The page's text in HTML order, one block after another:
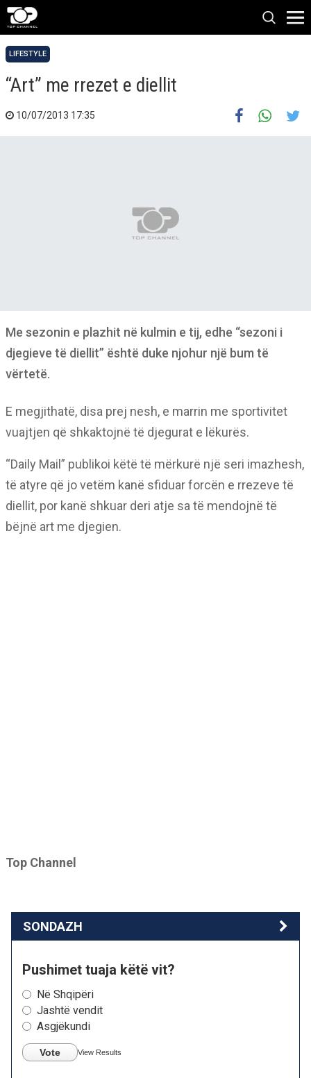
LIFESTYLE
“Art” me rrezet e diellit
10/07/2013 17:35
Me sezonin e plazhit në kulmin e tij, edhe “sezoni i
djegieve të diellit” është duke njohur një bum të
vërtetë.
E megjithatë, disa prej nesh, e marrin me sportivitet
vuajtjen që shkaktojnë të djegurat e lëkurës.
“Daily Mail” publikoi këtë të mërkurë një seri imazhesh,
të atyre që jo vetëm kanë sfiduar forcën e rrezeve të
diellit, por kanë shkuar deri atje sa të mendojnë të
bëjnë art me djegien.
Top Channel
SONDAZH
Pushimet tuaja këtë vit?
Në Shqipëri
Jashtë vendit
Asgjëkundi
Vote View Results